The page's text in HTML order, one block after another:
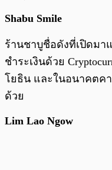
Shabu Smile
ร้านชาบูชื่อดังที่เปิดมา
ชำระเงินด้วย
โยธิน และในอนาคตค
ด้วย
Lim Lao Ngow